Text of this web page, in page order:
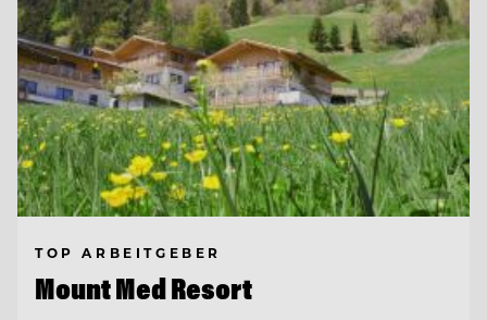
TOP ARBEITGEBER
Mount Med Resort